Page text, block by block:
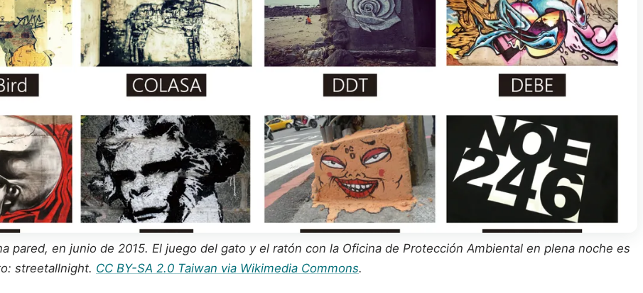
pared, en junio de 2015. El juego del gato y el ratón con la Oficina de Protección Ambiental en plena noche es
streetallnight. CC BY-SA 2.0 Taiwan via Wikimedia Commons.